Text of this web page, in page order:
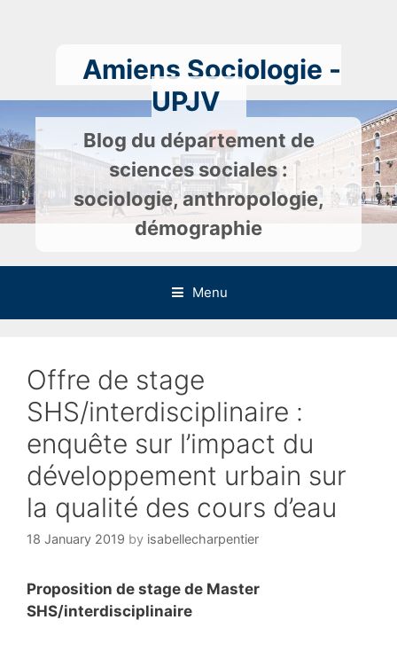
Amiens Sociologie -
UPJV
Blog du département de
sciences sociales :
sociologie, anthropologie,
démographie
Menu
Offre de stage
SHS/interdisciplinaire :
enquête sur l’impact du
développement urbain sur
la qualité des cours d’eau
18 January 2019 by isabellecharpentier
Proposition de stage de Master
SHS/interdisciplinaire